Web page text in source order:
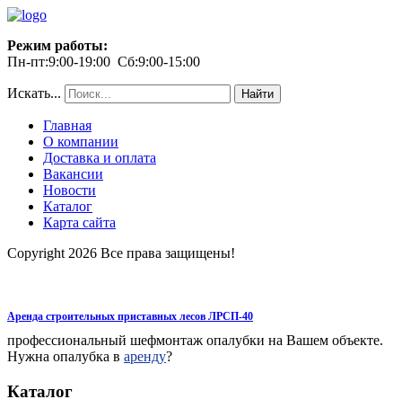
Режим работы:
Пн-пт:9:00-19:00 Сб:9:00-15:00
Искать... Найти
Главная
О компании
Доставка и оплата
Вакансии
Новости
Каталог
Карта сайта
Copyright 2026 Все права защищены!
Аренда строительных приставных лесов ЛРСП-40
профессиональный шефмонтаж опалубки на Вашем объекте.
Нужна опалубка в аренду?
Каталог